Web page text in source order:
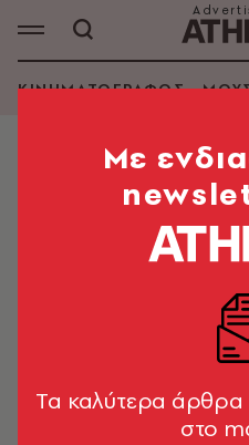
ΚΙΝΗΜΑΤΟΓΡΑΦΟΣ
ORHAN PAMUK
ΑΝΑΖΗΤΗΣΗ
Mε
Tα καλύτερα άρθρα
στο